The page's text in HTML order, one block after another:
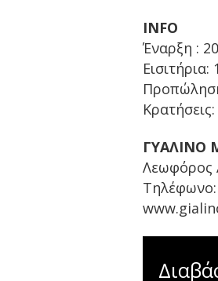
INFO
Έναρξη :
ΓΥΑΛΙΝΟ
Λεωφόρος
Τηλέφωνο: